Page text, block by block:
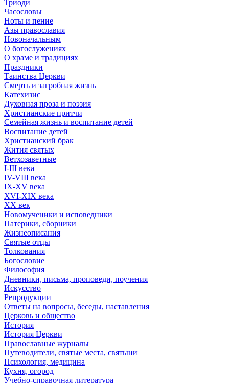
Триоди
Часословы
Ноты и пение
Азы православия
Новоначальным
О богослужениях
О храме и традициях
Праздники
Таинства Церкви
Смерть и загробная жизнь
Катехизис
Духовная проза и поэзия
Христианские притчи
Семейная жизнь и воспитание детей
Воспитание детей
Христианский брак
Жития святых
Ветхозаветные
I-III века
IV-VIII века
IX-XV века
XVI-XIX века
XX век
Новомученики и исповедники
Патерики, сборники
Жизнеописания
Святые отцы
Толкования
Богословие
Философия
Дневники, письма, проповеди, поучения
Искусство
Репродукции
Ответы на вопросы, беседы, наставления
Церковь и общество
История
История Церкви
Православные журналы
Путеводители, святые места, святыни
Психология, медицина
Кухня, огород
Учебно-справочная литература